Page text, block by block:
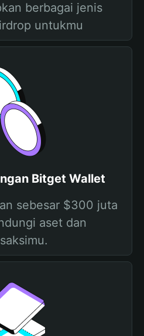
berbagai jenis
untukmu
Bitget Wallet
sebesar $300 juta
aset dan